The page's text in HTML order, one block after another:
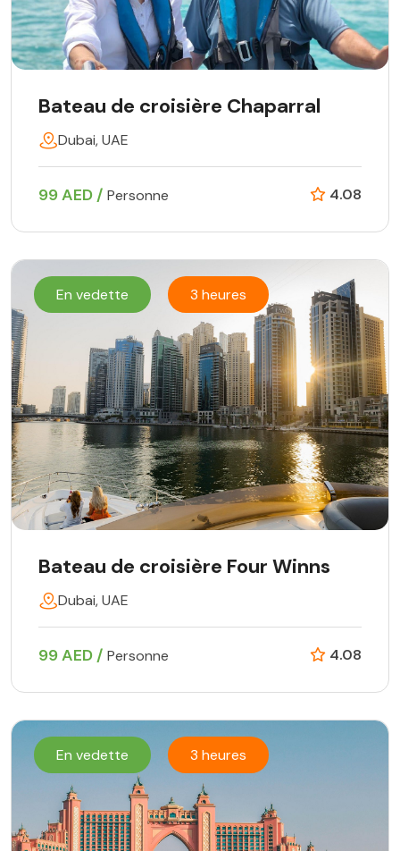
Bateau de croisière Chaparral
Dubai, UAE
99 AED / Personne 4.08
En vedette 3 heures
Bateau de croisière Four Winns
Dubai, UAE
99 AED / Personne 4.08
En vedette 3 heures